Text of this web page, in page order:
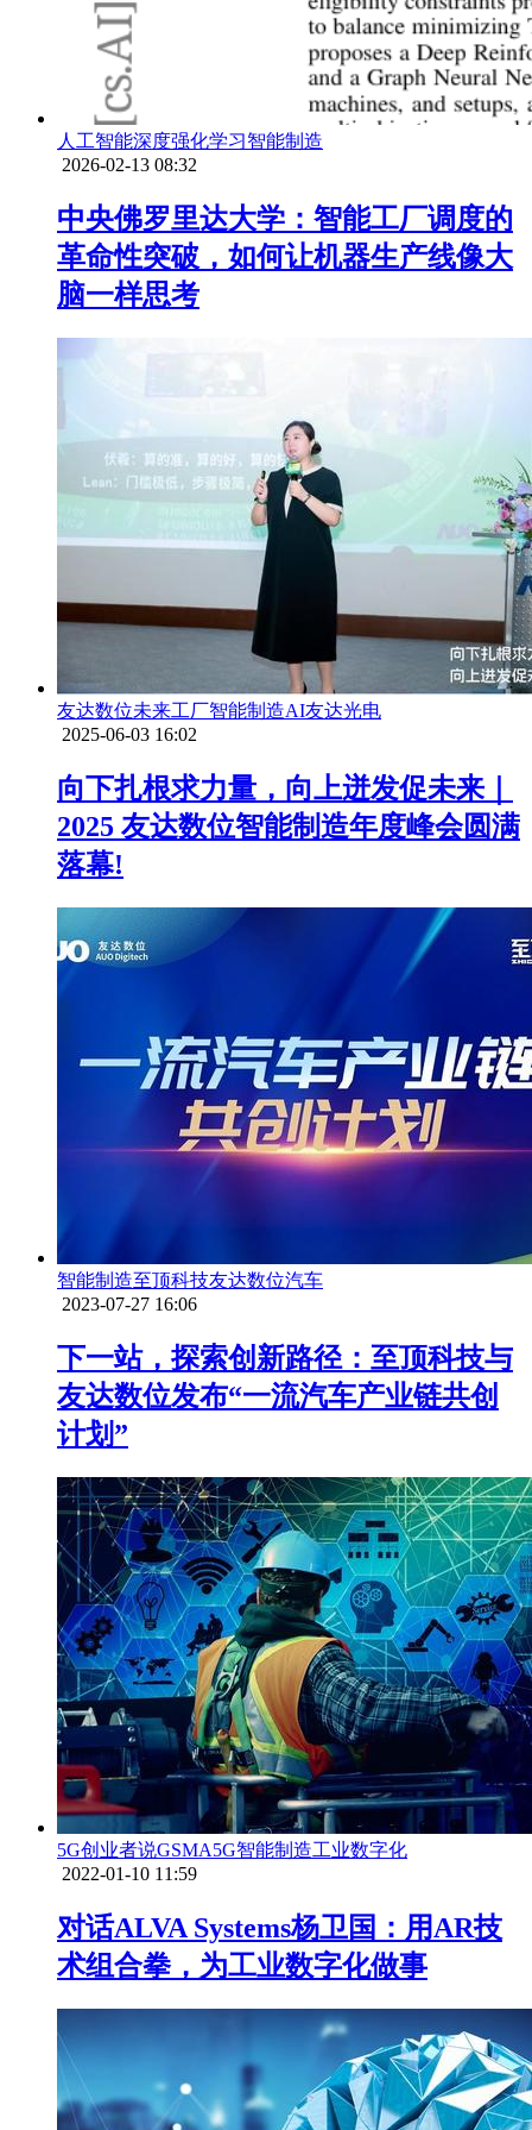
人工智能深度强化学习智能制造
2026-02-13 08:32
中央佛罗里达大学：智能工厂调度的
革命性突破，如何让机器生产线像大
脑一样思考
友达数位未来工厂智能制造AI友达光电
2025-06-03 16:02
向下扎根求力量，向上迸发促未来｜
2025 友达数位智能制造年度峰会圆满
落幕!
智能制造至顶科技友达数位汽车
2023-07-27 16:06
下一站，探索创新路径：至顶科技与
友达数位发布“一流汽车产业链共创
计划”
5G创业者说GSMA5G智能制造工业数字化
2022-01-10 11:59
对话ALVA Systems杨卫国：用AR技
术组合拳，为工业数字化做事